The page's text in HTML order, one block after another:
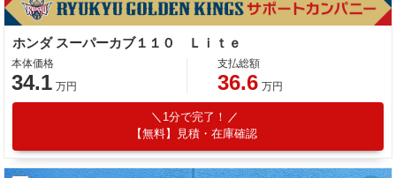
ホンダ スーパーカブ１１０ Ｌｉｔｅ
本体価格
34.1 万円
支払総額
36.6 万円
1分で完了！
【無料】見積・在庫確認